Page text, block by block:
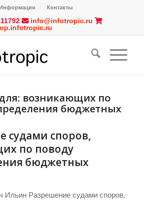
Контакты
info@infotropic.ru
возникающих по
бюджетных
судами споров,
по поводу
бюджетных
Ильин Разрешение судами споров,